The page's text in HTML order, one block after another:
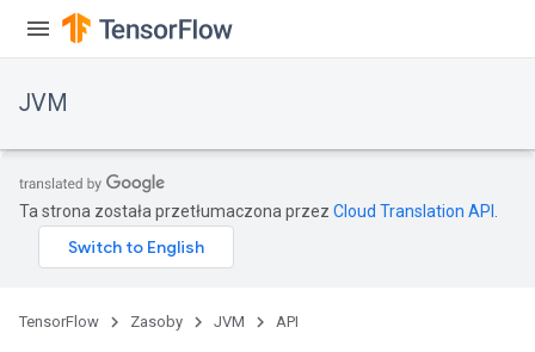
JVM
Ta strona została przetłumaczona przez Cloud Translation API
TensorFlow Zasoby JVM API